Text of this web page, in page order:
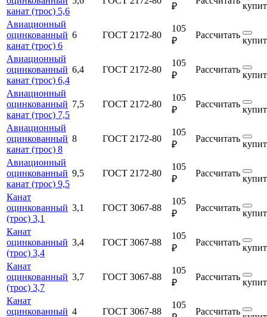
канат (трос) 5,6
₽
Авиационный
оцинкованный
канат (трос) 6
6 ГОСТ 2172-80
105
₽
Рассчитать
Авиационный
оцинкованный
канат (трос) 6,4
6,4 ГОСТ 2172-80
105
₽
Рассчитать
Авиационный
оцинкованный
канат (трос) 7,5
7,5 ГОСТ 2172-80
105
₽
Рассчитать
Авиационный
оцинкованный
канат (трос) 8
8 ГОСТ 2172-80
105
₽
Рассчитать
Авиационный
оцинкованный
канат (трос) 9,5
9,5 ГОСТ 2172-80
105
₽
Рассчитать
Канат
оцинкованный
(трос) 3,1
3,1 ГОСТ 3067-88
105
₽
Рассчитать
Канат
оцинкованный
(трос) 3,4
3,4 ГОСТ 3067-88
105
₽
Рассчитать
Канат
оцинкованный
(трос) 3,7
3,7 ГОСТ 3067-88
105
₽
Рассчитать
Канат
оцинкованный 4 ГОСТ 3067-88
105
Рассчитать